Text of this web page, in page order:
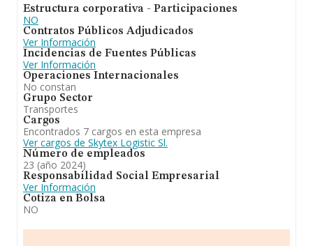
Estructura corporativa - Participaciones
NO
Contratos Públicos Adjudicados
Ver Información
Incidencias de Fuentes Públicas
Ver Información
Operaciones Internacionales
No constan
Grupo Sector
Transportes
Cargos
Encontrados 7 cargos en esta empresa
Ver cargos de Skytex Logistic Sl.
Número de empleados
23 (año 2024)
Responsabilidad Social Empresarial
Ver Información
Cotiza en Bolsa
NO